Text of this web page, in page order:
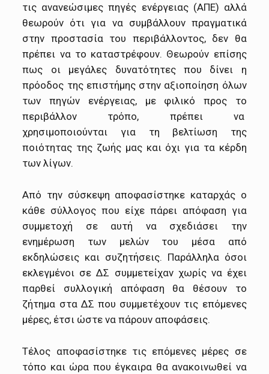
τις ανανεώσιμες πηγές ενέργειας (ΑΠΕ) αλλά
θεωρούν ότι για να συμβάλλουν πραγματικά
στην προστασία του περιβάλλοντος, δεν θα
πρέπει να το καταστρέφουν. Θεωρούν επίσης
πως οι μεγάλες δυνατότητες που δίνει η
πρόοδος της επιστήμης στην αξιοποίηση όλων
των πηγών ενέργειας, με φιλικό προς το
περιβάλλον τρόπο, πρέπει να
χρησιμοποιούνται για τη βελτίωση της
ποιότητας της ζωής μας και όχι για τα κέρδη
των λίγων.
Από την σύσκεψη αποφασίστηκε καταρχάς ο
κάθε σύλλογος που είχε πάρει απόφαση για
συμμετοχή σε αυτή να σχεδιάσει την
ενημέρωση των μελών του μέσα από
εκδηλώσεις και συζητήσεις. Παράλληλα όσοι
εκλεγμένοι σε ΔΣ συμμετείχαν χωρίς να έχει
παρθεί συλλογική απόφαση θα θέσουν το
ζήτημα στα ΔΣ που συμμετέχουν τις επόμενες
μέρες, έτσι ώστε να πάρουν αποφάσεις.
Τέλος αποφασίστηκε τις επόμενες μέρες σε
τόπο και ώρα που έγκαιρα θα ανακοινωθεί να